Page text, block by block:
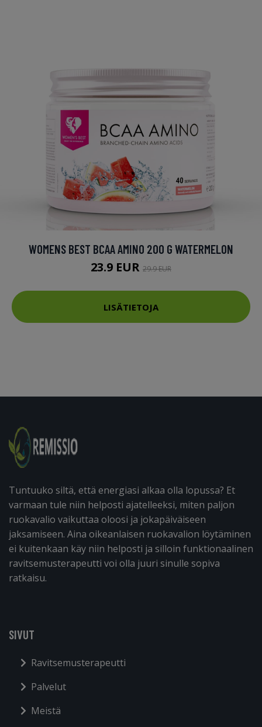
WOMENS BEST BCAA AMINO 200 G WATERMELON
23.9 EUR 29.9 EUR
LISÄTIETOJA
Tuntuuko siltä, että energiasi alkaa olla lopussa? Et
varmaan tule niin helposti ajatelleeksi, miten paljon
ruokavalio vaikuttaa oloosi ja jokapäiväiseen
jaksamiseen. Aina oikeanlaisen ruokavalion löytäminen
ei kuitenkaan käy niin helposti ja silloin funktionaalinen
ravitsemusterapeutti voi olla juuri sinulle sopiva
ratkaisu.
SIVUT
Ravitsemusterapeutti
Palvelut
Meistä